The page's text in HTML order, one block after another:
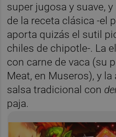
super jugosa y suave,
de la receta clásica -el
aporta quizás el sutil
chiles de chipotle-. La
con carne de vaca (su
Meat, en Museros), y
salsa tradicional con
paja.